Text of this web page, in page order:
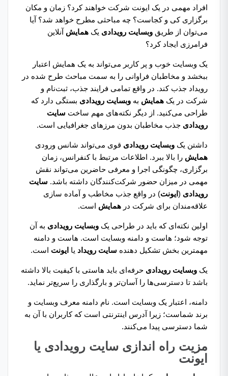
افراد مهمی در یک ایونت شرکت خواهند کرد؟ زمان و مکان
برگزاری کی و کجاست؟ چه مباحثی مطرح خواهد شد؟ آیا
می‌توان از طریق وبسایت رویدادی یک همایش آنلاین
فرامرزی ایجاد کرد؟
یک وبسایت خوب و پر کاربر می‌تواند به یک همایش اعتبار
ببخشد و مخاطبان فراوانی را به سمت مباحث طرح شده در
رویداد جذب کند. در واقع تمامی فرایند جذب، ثبت‌نام و
شرکت در یک همایش به وبسایت رویدادی بستگی دارد که
طراحی می‌کنید. از دیگر نکته‌های مهم ساخت سایت
رویدادی جذب مخاطبان بدون مرزهای جغرافیایی است.
داشتن یک وبسایت رویدادی قوی می‌تواند شانس ورودی
همایش را بالا ببرد. اطلاعات مرتبط با کنفرانس، زمان
برگزاری، چگونگی اجرا و معرفی حاضرین می‌تواند نقش
مهمی در میزان حضور شرکت‌کنندگان داشته باشد. سایت
رویدادی ( ایونت) در واقع جذب مخاطب و آماده سازی
علاقه‌مندان برای شرکت در همایش است.
اولین نکته‌ای که باید در طراحی یک وبسایت رویدادی به آن
توجه شود؛ هاست و دامنه وبسایت است. هاست و دامنه
مهمترین بخش تشکیل دهنده سایت رویداد یا ایونت است.
یک وبسایت رویدادی حرفه‌ای باید هاستی با کیفیت بالا داشته
باشد تا دسترسی‌ها را آسان‌تر و بارگذاری را سریع‌تر نماید.
دامنه،‌ اعتبار یک وبسایت است. نام دامنه معرف وبسایت و
برند شماست؛ زیرا آدرس اینترنتی است که کاربران با آن به
شما دسترسی پیدا می‌کنند.
مزیت راه اندازی سایت رویدادی یا
ایونت